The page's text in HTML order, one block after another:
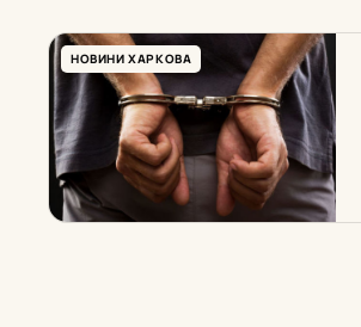
НОВИНИ ХАРКОВА